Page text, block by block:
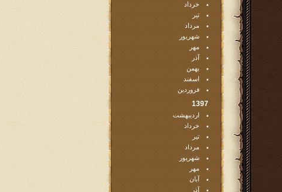
خرداد
تیر
مرداد
شهریور
مهر
آذر
بهمن
اسفند
فروردین
1397
اردیبهشت
خرداد
تیر
مرداد
شهریور
مهر
آبان
آذر